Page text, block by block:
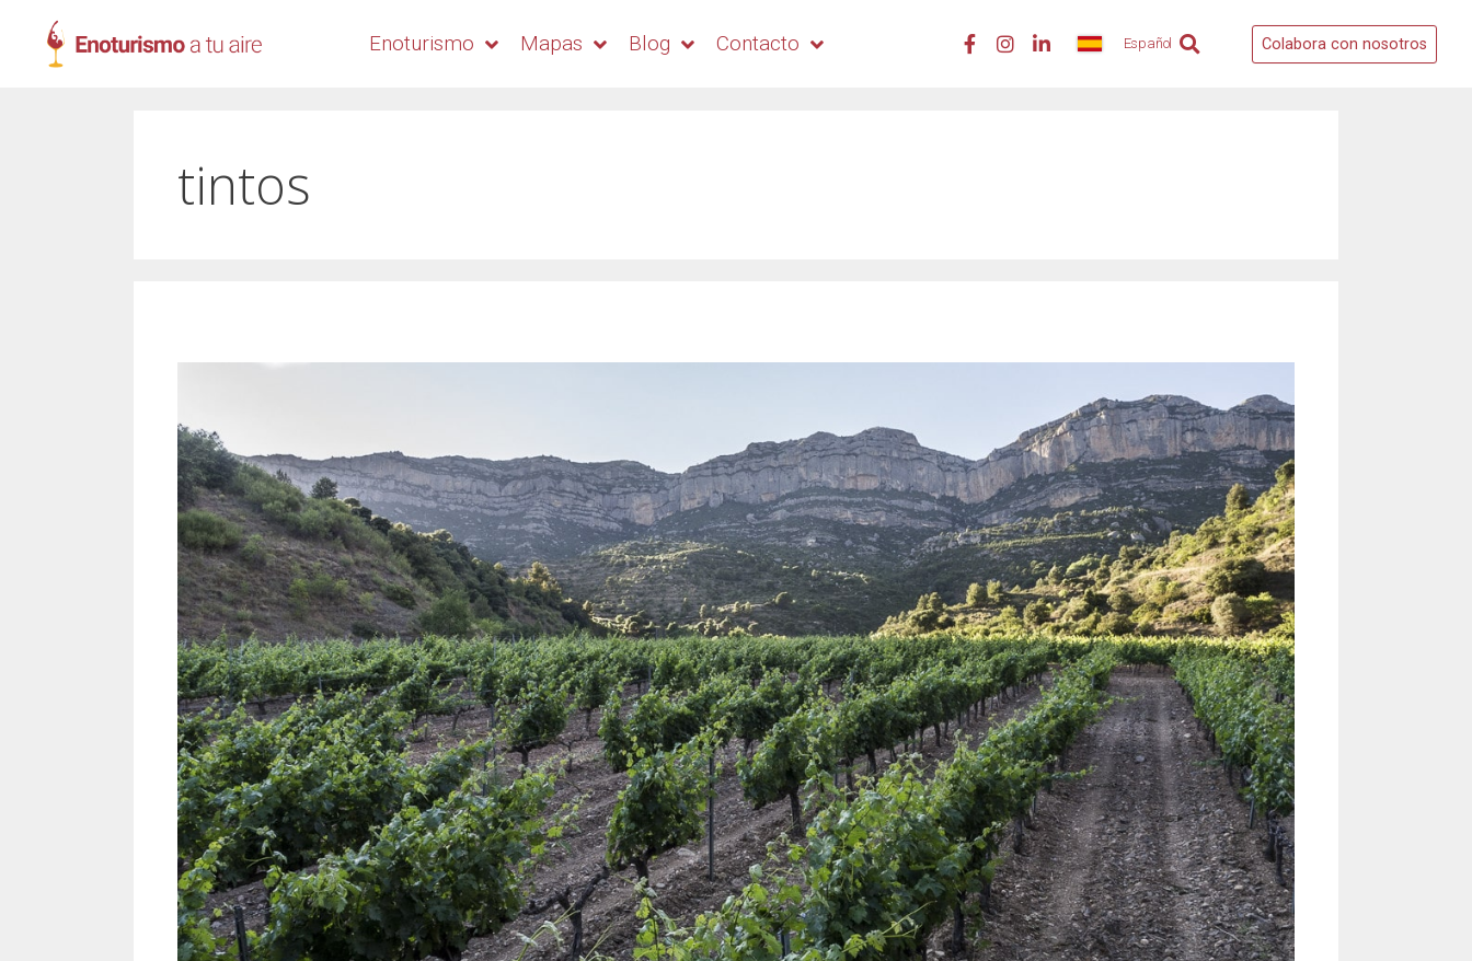
Enoturismo Mapas Blog Contacto Español Colabora con nosotros
tintos